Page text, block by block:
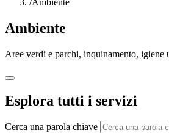
Ambiente
Aree verdi e parchi, inquinamento, igiene
Esplora tutti i servizi
Cerca una parola chiave